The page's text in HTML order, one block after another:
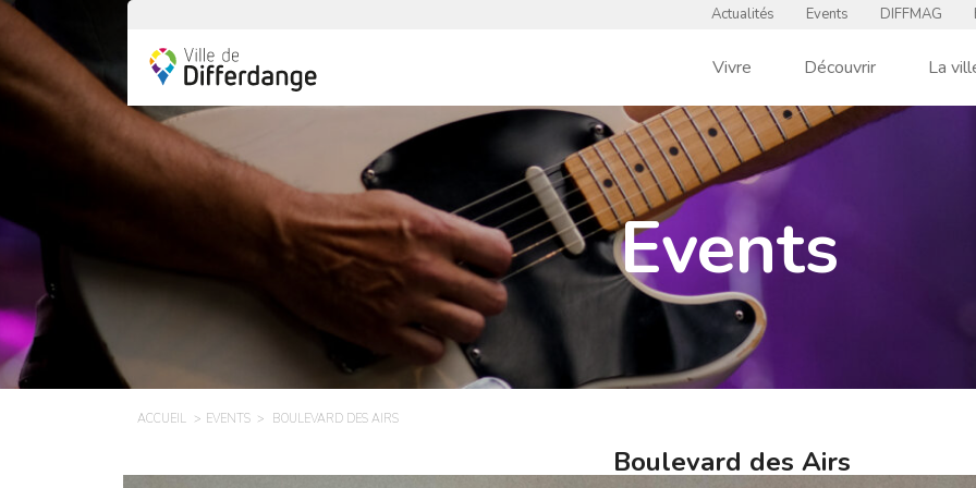
Actualités Events DIFFMAG
Vivre Découvrir La
Events
ACCUEIL EVENTS BOULEVARD DES AIRS
Boulevard des Airs